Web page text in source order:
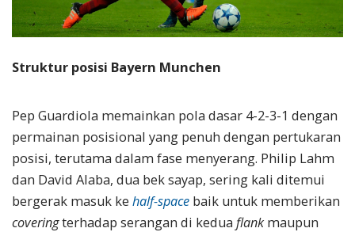
Struktur posisi Bayern Munchen
Pep Guardiola memainkan pola dasar 4-2-3-1 dengan
permainan posisional yang penuh dengan pertukaran
posisi, terutama dalam fase menyerang. Philip Lahm
dan David Alaba, dua bek sayap, sering kali ditemui
bergerak masuk ke half-space baik untuk memberikan
coveringterhadap serangan di kedua flankmaupun